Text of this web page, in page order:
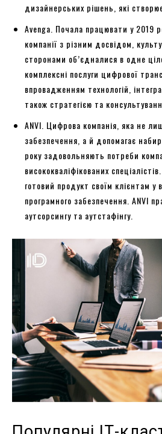
дизайнерських рішень, які
Avenga. Почала працювати у 2019
компанії з різним досвідом,
сторонами об’єдналися в одне
комплексні послуги цифрової
впровадженням технологій,
також стратегією та
ANVI. Цифрова компанія, яка не
забезпечення, а й допомагає
року задовольняють потреби
висококваліфікованих
готовий продукт своїм клієнтам у
програмного забезпечення. ANVI
аутсорсингу та аутстафінгу.